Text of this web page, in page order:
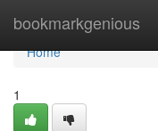
bookmarkgenious
Home
Home
1